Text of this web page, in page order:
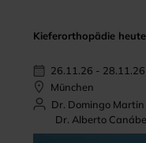
Kieferorthopädie
26.11.26 - 28.11.26
München
Dr. Domingo
Dr. Alberto